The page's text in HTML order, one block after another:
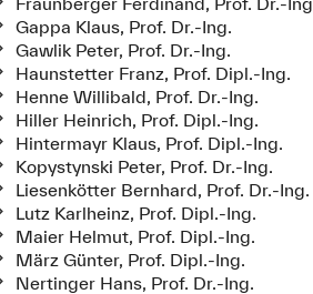
Gappa Klaus, Prof. Dr.-Ing.
Gawlik Peter, Prof. Dr.-Ing.
Haunstetter Franz, Prof. Dipl.-Ing.
Henne Willibald, Prof. Dr.-Ing.
Hiller Heinrich, Prof. Dipl.-Ing.
Hintermayr Klaus, Prof. Dipl.-Ing.
Kopystynski Peter, Prof. Dr.-Ing.
Liesenkötter Bernhard, Prof. Dr.-Ing.
Lutz Karlheinz, Prof. Dipl.-Ing.
Maier Helmut, Prof. Dipl.-Ing.
März Günter, Prof. Dipl.-Ing.
Nertinger Hans, Prof. Dr.-Ing.